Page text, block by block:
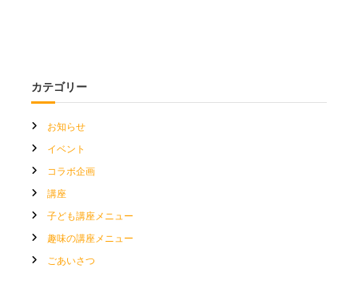
カテゴリー
お知らせ
イベント
コラボ企画
講座
子ども講座メニュー
趣味の講座メニュー
ごあいさつ